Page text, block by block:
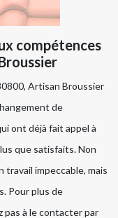
compétences
Artisan Broussier
de
ont déjà fait appel à
que satisfaits. Non
impeccable, mais
Pour plus de
pas à le contacter par